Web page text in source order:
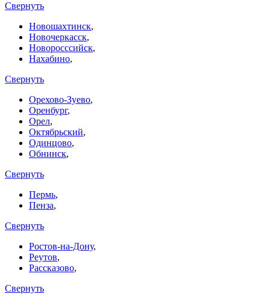
Свернуть
Новошахтинск,
Новочеркасск,
Новоросссийск,
Нахабино,
Свернуть
Орехово-Зуево,
Оренбург,
Орел,
Октябрьский,
Одинцово,
Обнинск,
Свернуть
Пермь,
Пенза,
Свернуть
Ростов-на-Дону,
Реутов,
Рассказово,
Свернуть